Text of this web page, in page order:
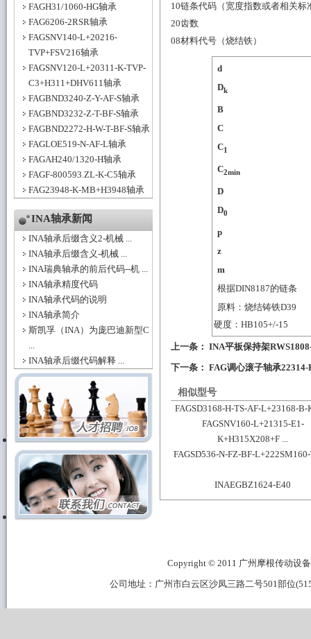
FAGH31/1060-HG轴承
FAG6206-2RSR轴承
FAGSNV140-L+20216-
TVP+FSV216轴承
FAGSNV120-L+20311-K-TVP-
C3+H311+DHV611轴承
FAGBND3240-Z-Y-AF-S轴承
FAGBND3232-Z-T-BF-S轴承
FAGBND2272-H-W-T-BF-S轴承
FAGLOE519-N-AF-L轴承
FAGAH240/1320-H轴承
FAGF-800593.ZL-K-C5轴承
FAG23948-K-MB+H3948轴承
INA轴承新闻
INA轴承后缀含义2-机械 ...
INA轴承后缀含义-机械 ...
INA瑞典轴承的前后代码--机 ...
INA轴承精度代码
INA轴承代码的说明
INA轴承简介
斯凯孚（INA）为庞巴迪新型C
...
INA轴承后缀代码解释 ...
10链条代码（宽度指数或者相关标
20齿数
08材料代号（烧结铁）
d
Dk
B
C
C1
C2min
D
D0
p
z
m
根据DIN8187的链条
原料：烧结铸铁D39
硬度：HB105+/-15
上一条： INA平板保持架
下一条： FAG调心滚子轴承
相似型号
FAGSD3168-H-TS-AF-L+23168-
FAGSNV160-L+21315-E1-
K+H315X208+F ...
FAGSD536-N-FZ-BF-
INAEGBZ1624-E40
Copyright © 2011 广州摩根传动设
公司地址：广州市白云区沙凤三路二号501部位